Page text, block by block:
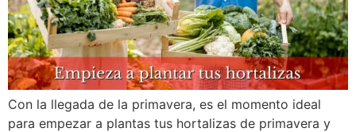
Con la llegada de la primavera, es el momento ideal
para empezar a plantas tus hortalizas de primavera y